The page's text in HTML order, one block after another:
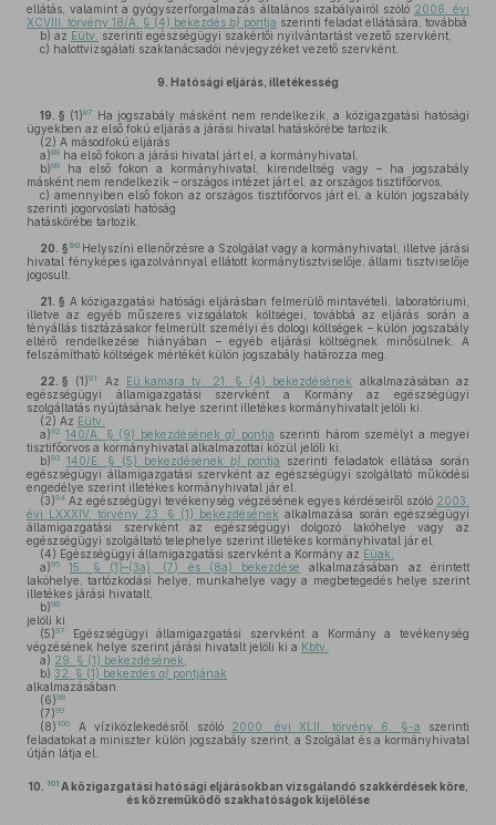
ellátás, valamint a gyógyszerforgalmazás általános szabályairól szóló 2006. évi
XCVIII. törvény 18/A. § (4) bekezdés b) pontja szerinti feladat ellátására, továbbá
b) az Eütv.
szerinti egészségügyi szakértői nyilvántartást vezető szervként,
c) halottvizsgálati szaktanácsadói névjegyzéket vezető szervként.
9. Hatósági eljárás, illetékesség
19. § (1)87
Ha jogszabály másként nem rendelkezik, a közigazgatási hatósági
ügyekben az első fokú eljárás a járási hivatal hatáskörébe tartozik.
(2) A másodfokú eljárás
a)88 ha első fokon a járási hivatal járt el, a kormányhivatal,
b)89
ha első fokon a kormányhivatal, kirendeltség vagy – ha jogszabály
másként nem rendelkezik – országos intézet járt el, az országos tisztifőorvos,
c) amennyiben első fokon az országos tisztifőorvos járt el, a külön jogszabály
szerinti jogorvoslati hatóság
hatáskörébe tartozik.
20. § 90 Helyszíni ellenőrzésre a Szolgálat vagy a kormányhivatal, illetve járási
hivatal fényképes igazolvánnyal ellátott kormánytisztviselője, állami tisztviselője
jogosult.
21. § A közigazgatási hatósági eljárásban felmerülő mintavételi, laboratóriumi,
illetve az egyéb műszeres vizsgálatok költségei, továbbá az eljárás során a
tényállás tisztázásakor felmerült személyi és dologi költségek – külön jogszabály
eltérő rendelkezése hiányában – egyéb eljárási költségnek minősülnek. A
felszámítható költségek mértékét külön jogszabály határozza meg.
22. § (1)91 Az Eü.kamara tv. 21. § (4) bekezdésének
alkalmazásában az
egészségügyi államigazgatási szervként a Kormány az egészségügyi
szolgáltatás nyújtásának helye szerint illetékes kormányhivatalt jelöli ki.
(2) Az Eütv.
a)92 140/A. § (9) bekezdéséneka) pontja szerinti három személyt a megyei
tisztifőorvos a kormányhivatal alkalmazottai közül jelöli ki,
b)93 140/E. § (5) bekezdésének b) pontja
szerinti feladatok ellátása során
egészségügyi államigazgatási szervként az egészségügyi szolgáltató működési
engedélye szerint illetékes kormányhivatal jár el.
(3)94 Az egészségügyi tevékenység végzésének egyes kérdéseiről szóló 2003.
évi LXXXIV. törvény 23. § (1) bekezdésének alkalmazása során egészségügyi
államigazgatási szervként az egészségügyi dolgozó lakóhelye vagy az
egészségügyi szolgáltató telephelye szerint illetékes kormányhivatal jár el.
(4) Egészségügyi államigazgatási szervként a Kormány az Eüak.
a)95 15. § (1)–(3a), (7) és (8a) bekezdése alkalmazásában az érintett
lakóhelye, tartózkodási helye, munkahelye vagy a megbetegedés helye szerint
illetékes járási hivatalt,
b)96
jelöli ki.
(5)97
Egészségügyi államigazgatási szervként a Kormány a tevékenység
végzésének helye szerint járási hivatalt jelöli ki a Kbtv.
a) 29. § (1) bekezdésének
b) 32. § (1) bekezdés a) pontjának
alkalmazásában.
(6)98
(7)99
(8) 100 A víziközlekedésről szóló 2000. évi XLII. törvény 6. §-a szerinti
feladatokat a miniszter külön jogszabály szerint, a Szolgálat és a kormányhivatal
útján látja el.
10. 101A közigazgatási hatósági eljárásokban vizsgálandó szakkérdések köre,
és közreműködő szakhatóságok kijelölése